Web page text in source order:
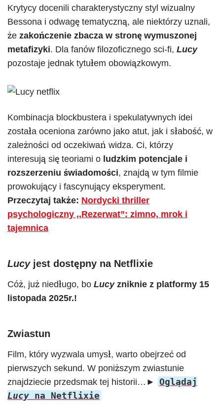
Krytycy docenili charakterystyczny styl wizualny
Bessona i odwagę tematyczną, ale niektórzy uznali,
że zakończenie zbacza w stronę wymuszonej
metafizyki. Dla fanów filozoficznego sci-fi, Lucy
pozostaje jednak tytułem obowiązkowym.
Kombinacja blockbustera i spekulatywnych idei
została oceniona zarówno jako atut, jak i słabość, w
zależności od oczekiwań widza. Ci, którzy
interesują się teoriami o ludzkim potencjale i
rozszerzeniu świadomości, znajdą w tym filmie
prowokujący i fascynujący eksperyment.
Przeczytaj także: Nordycki thriller
psychologiczny ,,Rezerwat”: zimno, mrok i
tajemnica
Lucy jest dostępny na Netflixie
Cóż, już niedługo, bo Lucy zniknie z platformy 15
listopada 2025r.!
Zwiastun
Film, który wyzwala umysł, warto obejrzeć od
pierwszych sekund. W poniższym zwiastunie
znajdziecie przedsmak tej historii…►
Oglądaj
Lucy na Netflixie